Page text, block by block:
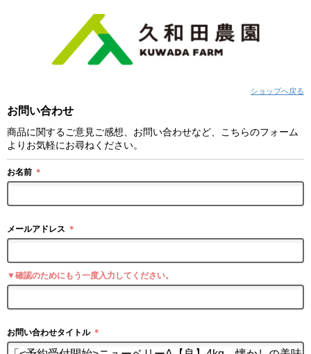
ショップへ戻る
お問い合わせ
商品に関するご意見ご感想、お問い合わせなど、こちらのフォーム
よりお気軽にお尋ねください。
お名前 ＊
メールアドレス ＊
▼確認のためにもう一度入力してください。
お問い合わせタイトル ＊